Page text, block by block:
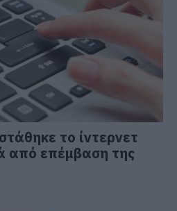
το ίντερνετ
από επέμβαση της